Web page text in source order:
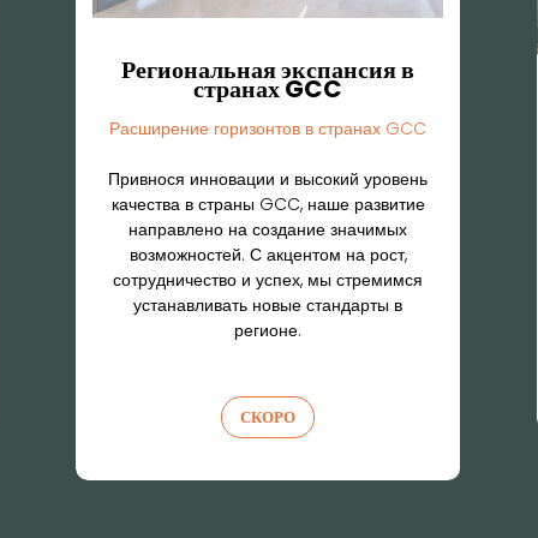
Mardi Residential
Видение современной жизни
Батуми — это ворота к стильной жизни в
самом центре города, где сочетаются
современная элегантность,
максимальный комфорт и
непревзойдённое удобство.